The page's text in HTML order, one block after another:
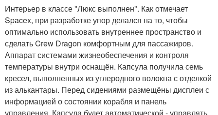
Интерьер в классе "Люкс выполнен". Как отмечает
Spacex, при разработке упор делался на то, чтобы
оптимально использовать внутреннее пространство и
сделать Crew Dragon комфортным для пассажиров.
Аппарат системами жизнеобеспечения и контроля
температуры внутри оснащён. Капсула получила семь
кресел, выполненных из углеродного волокна с отделкой
из алькантары. Перед сидениями размещёны дисплеи с
информацией о состоянии корабля и панель